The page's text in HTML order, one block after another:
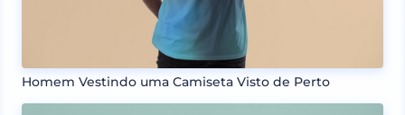
Homem Vestindo uma Camiseta Visto de Perto